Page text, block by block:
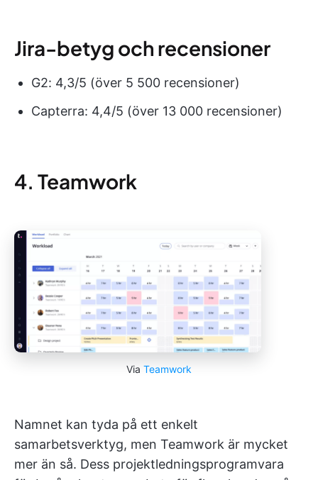
Jira-betyg och recensioner
G2: 4,3/5 (över 5 500 recensioner)
Capterra: 4,4/5 (över 13 000 recensioner)
4. Teamwork
Via Teamwork
Namnet kan tyda på ett enkelt
samarbetsverktyg, men Teamwork är mycket
mer än så. Dess projektledningsprogramvara